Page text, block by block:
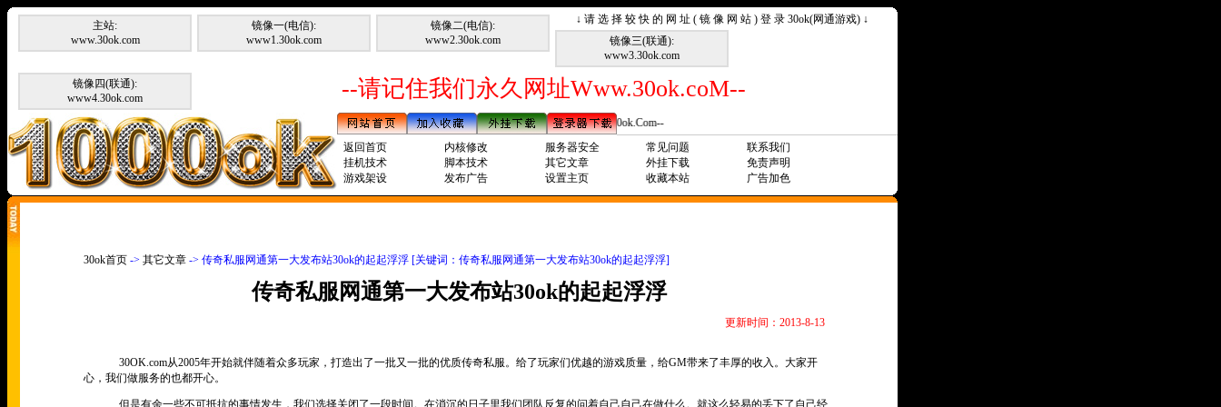
↓ 请 选 择 较 快 的 网 址 ( 镜 像 网 站 ) 登 录 30ok(网通游戏) ↓
主站:
www.30ok.com
镜像一(电信):
www1.30ok.com
镜像二(电信):
www2.30ok.com
镜像三(联通):
www3.30ok.com
镜像四(联通):
www4.30ok.com
--请记住我们永久网址Www.30ok.coM--
--请记住我们永久网址Www.30ok.Com--
返回首页
内核修改 服务器安全 常见问题
联系我们
挂机技术
脚本技术 其它文章 外挂下载
免责声明
游戏架设
发布广告 设置主页 收藏本站 广告加色
30ok首页 -> 其它文章 -> 传奇私服网通第一大发布站30ok的起起浮浮 [关键词：传奇私服网通第一大发布站30ok的起起浮浮]
传奇私服网通第一大发布站30ok的起起浮浮
更新时间：2013-8-13
30OK.com从2005年开始就伴随着众多玩家，打造出了一批又一批的优质传奇私服。给了玩家们优越的游戏质量，给GM带来了丰厚的收入。大家开
心，我们做服务的也都开心。
但是有余一些不可抵抗的事情发生，我们选择关闭了一段时间。在消沉的日子里我们团队反复的问着自己自己在做什么。就这么轻易的丢下了自己经